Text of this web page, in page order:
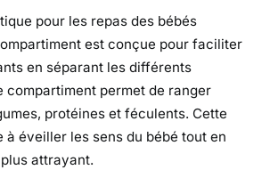
s
t
e
pour les repas des bébés
est conçue pour faciliter
en séparant les différents
compartiment permet de ranger
protéines et féculents. Cette
à éveiller les sens du bébé tout en
attrayant.